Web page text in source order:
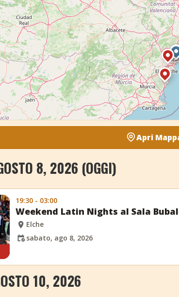
Apri
8, 2026 (OGGI)
19:30 - 03:00
Weekend Latin Nights al Sala
Elche
sabato, ago 8, 2026
10, 2026